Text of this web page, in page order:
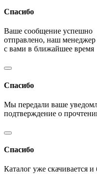
Спасибо
Ваше сообщение успешно
отправлено, наш менеджер
с вами в ближайшее время
Спасибо
Мы передали ваше
подтверждение о
Спасибо
Каталог уже скачивается и